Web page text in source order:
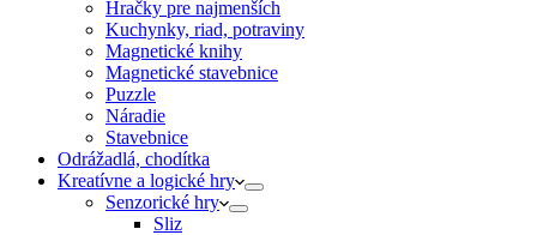
Hračky pre najmenších
Kuchynky, riad, potraviny
Magnetické knihy
Magnetické stavebnice
Puzzle
Náradie
Stavebnice
Odrážadlá, chodítka
Kreatívne a logické hry
Senzorické hry
Sliz